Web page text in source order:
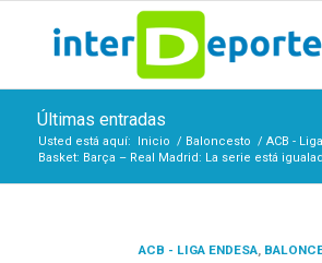
Últimas entradas
Usted está aquí: Inicio / Baloncesto / ACB -
Basket: Barça – Real Madrid: La serie está
ACB - LIGA ENDESA,